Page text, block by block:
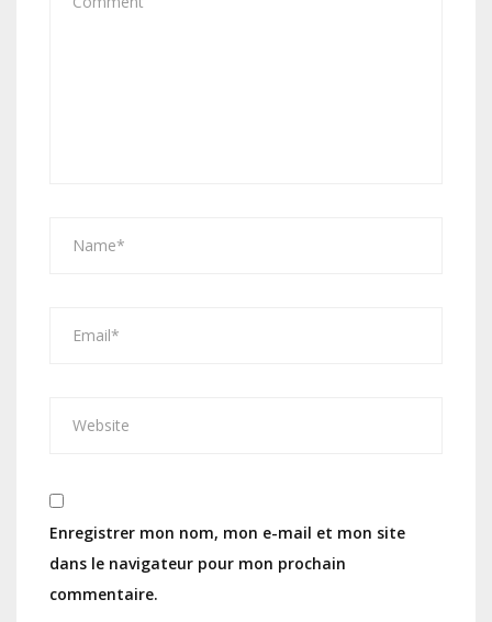
Enregistrer mon nom, mon e-mail et mon site
dans le navigateur pour mon prochain
commentaire.